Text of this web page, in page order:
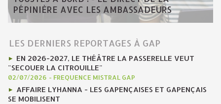
PÉPINIÈRE AVEC LES AMBASSADEURS
LES DERNIERS REPORTAGES À GAP
EN 2026-2027, LE THÉÂTRE LA PASSERELLE VEUT
"SECOUER LA CITROUILLE"
02/07/2026 - FREQUENCE MISTRAL GAP
AFFAIRE LYHANNA - LES GAPENÇAISES ET GAPENÇAIS
SE MOBILISENT